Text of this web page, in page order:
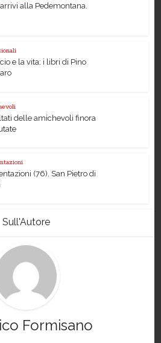
alla Pedemontana.
e la vita: i libri di Pino
delle amichevoli finora
(76). San Pietro di
Sull'Autore
Formisano